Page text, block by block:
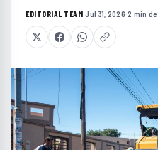
EDITORIAL TEAM·Jul 31, 2026·2 min